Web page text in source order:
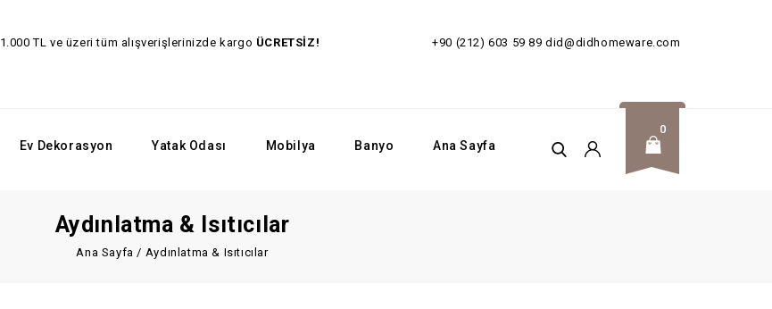
1.000 TL ve üzeri tüm alışverişlerinizde kargo ÜCRETSİZ!+90 (212) 603 59 89did@didhomeware.com
Ev Dekorasyon Yatak Odası Mobilya Banyo Ana Sayfa
0
Aydınlatma & Isıtıcılar
Ana Sayfa / Aydınlatma & Isıtıcılar